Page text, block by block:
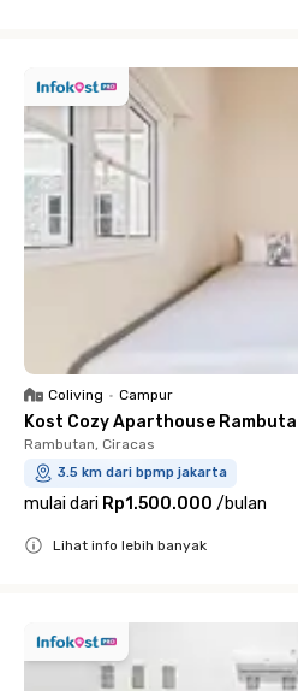
Coliving • Campur
Kost Cozy Aparthouse
Rambutan, Ciracas
3.5 km dari bpmp jakarta
mulai dari Rp1.500.000 /bulan
Lihat info lebih banyak